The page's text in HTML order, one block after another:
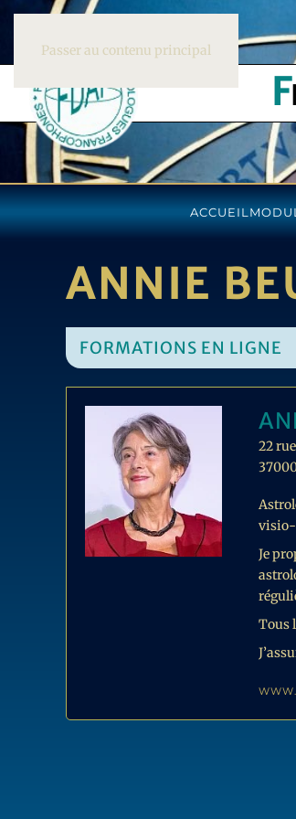
Passer au contenu principal
F
ACCUEIL
ANNIE
FORMATIONS EN LIGNE
22
visio-
Je
Tous